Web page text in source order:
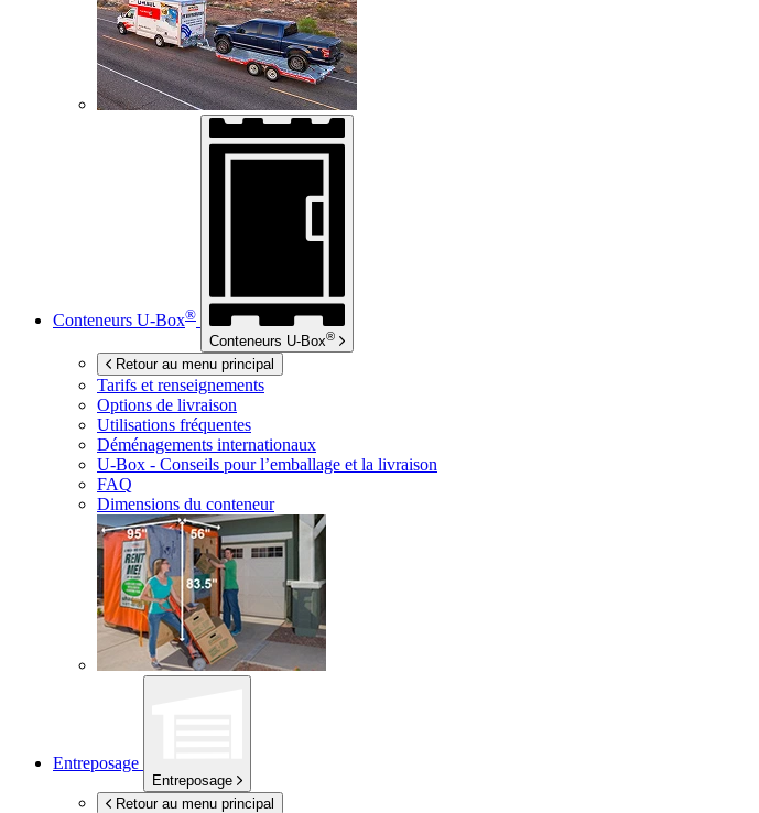
Conteneurs U-Box®
Conteneurs U-Box®
Retour au menu principal
Tarifs et renseignements
Options de livraison
Utilisations fréquentes
Déménagements internationaux
U-Box - Conseils pour l’emballage et la livraison
FAQ
Dimensions du conteneur
Entreposage
Entreposage
Retour au menu principal